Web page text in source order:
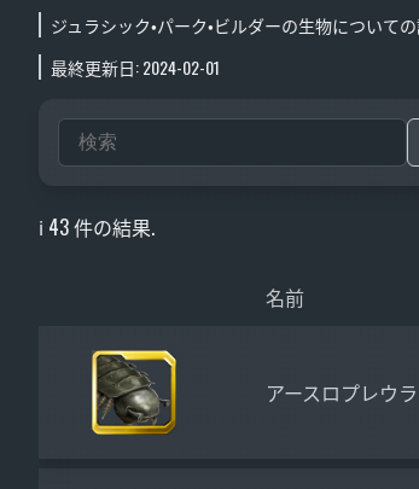
ジュラシック・パーク・ビルダーの生物につい
最終更新日: 2024-02-01
ℹ️ 43 件の結果.
名前
アースロプレウラ